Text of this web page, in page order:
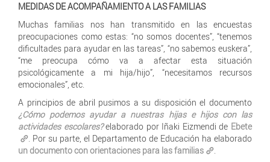
MEDIDAS DE ACOMPAÑAMIENTO A LAS FAMILIAS
Muchas familias nos han transmitido en las encuestas
preocupaciones como estas: “no somos docentes”, “tenemos
dificultades para ayudar en las tareas”, “no sabemos euskera”,
“me preocupa cómo va a afectar esta situación
psicológicamente a mi hija/hijo”, “necesitamos recursos
emocionales”, etc.
A principios de abril pusimos a su disposición el documento
¿Cómo podemos ayudar a nuestras hijas e hijos con las
actividades escolares?elaborado por Iñaki Eizmendi de Ebete
. Por su parte, el Departamento de Educación ha elaborado
un documento con orientaciones para las familias
.